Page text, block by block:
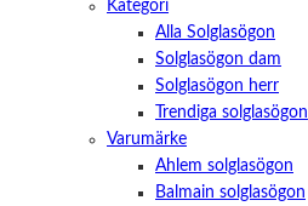
Kategori
Alla Solglasögon
Solglasögon dam
Solglasögon herr
Trendiga solglasögon
Varumärke
Ahlem solglasögon
Balmain solglasögon